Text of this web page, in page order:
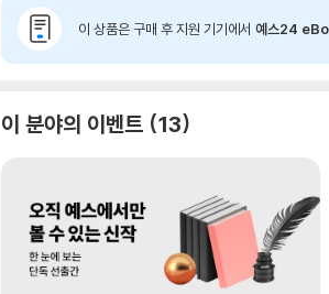
이 상품은 구매 후 지원 기기에서 예스24
이 분야의 이벤트 13